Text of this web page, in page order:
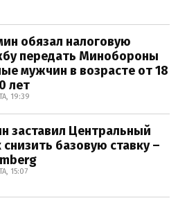
обязал налоговую
передать Минобороны
мужчин в возрасте от 18
лет
19:39
заставил Центральный
снизить базовую ставку –
15:07